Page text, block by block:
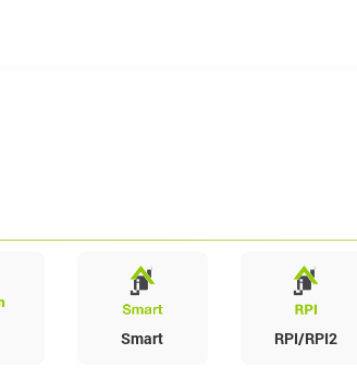
Smart RPI/RPI2